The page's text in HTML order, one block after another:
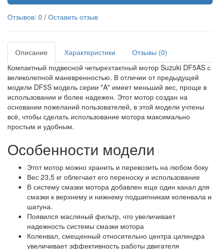
Отзывов: 0 / Оставить отзыв
Описание Характеристики
Отзывы (0)
Компактный подвесной четырехтактный мотор Suzuki DF5AS с
великолепной маневренностью. В отличии от предыдущей
модели DF5S модель серии "A" имеет меньший вес, проще в
использовании и более надежен. Этот мотор создан на
основании пожеланий пользователей, в этой модели учтены
всё, чтобы сделать использование мотора максимально
простым и удобным.
Особенности модели
Этот мотор можно хранить и перевозить на любом боку
Вес 23,5 кг облегчает его переноску и использование
В систему смазки мотора добавлен еще один канал для
смазки к верхнему и нижнему подшипникам коленвала и
шатуна.
Появился масляный фильтр, что увеличивает
надежность системы смазки мотора
Коленвал, смещенный относительно центра цилиндра
увеличивает эффективность работы двигателя